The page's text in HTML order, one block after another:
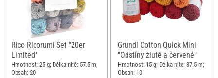
Rico Ricorumi Set "20er
Limited"
Hmotnost: 25 g; Délka nitě: 57.5 m;
Obsah: 20
Gründl Cotton Quick Mini
"Odstíny žluté a červené"
Hmotnost: 15 g; Délka nitě: 37.5 m;
Obsah: 10